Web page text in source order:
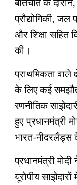
बातचीत के दौरान,
प्रौद्योगिकी, जल
और शिक्षा सहित
की।
प्राथमिकता
के लिए कई
रणनीतिक
हुए प्रधानमंत्री
भारत-नीदरलैंड्स
प्रधानमंत्री
यूरोपीय